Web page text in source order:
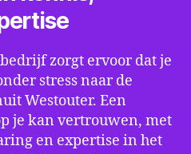
zorgt ervoor dat je
stress naar de
Westouter. Een
je kan vertrouwen, met
en expertise in het